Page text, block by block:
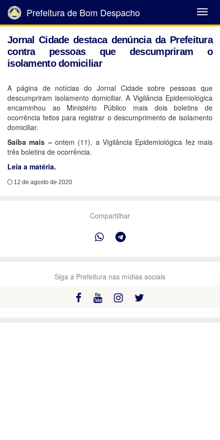
Abrir
Menu
Prefeitura de Bom Despacho
Jornal Cidade destaca denúncia da Prefeitura
contra pessoas que descumpriram o
isolamento domiciliar
A página de notícias do Jornal Cidade sobre pessoas que
descumpriram isolamento domiciliar. A Vigilância Epidemiológica
encaminhou ao Ministério Público mais dois boletins de
ocorrência feitos para registrar o descumprimento de isolamento
domiciliar.
Saiba mais –ontem (11), a Vigilância Epidemiológica fez mais
três boletins de ocorrência.
Leia a matéria.
12 de agosto de 2020
Compartilhar
Siga a Prefeitura nas mídias sociais